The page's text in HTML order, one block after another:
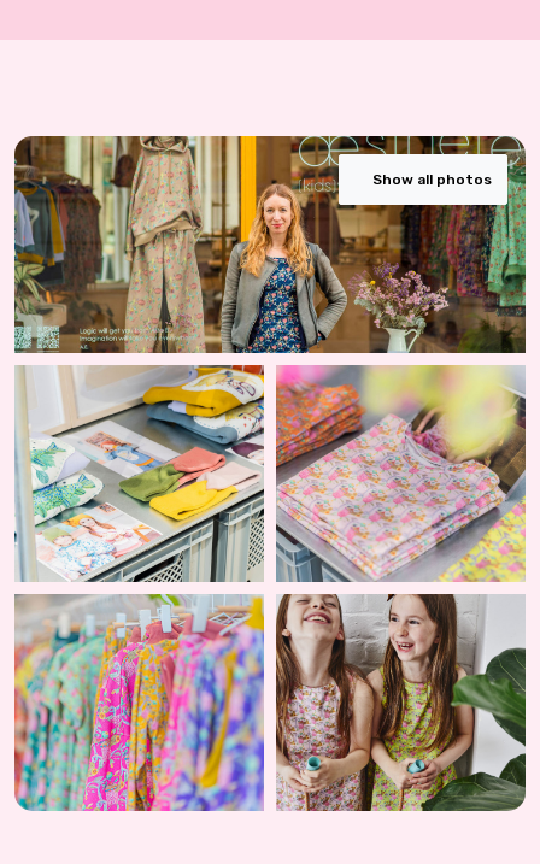
Show all photos